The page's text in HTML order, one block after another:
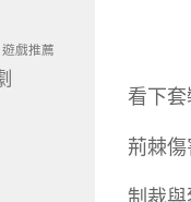
看下
荊棘
遊戲推薦